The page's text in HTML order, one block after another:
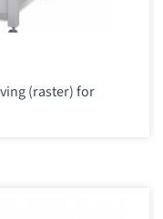
(raster) for